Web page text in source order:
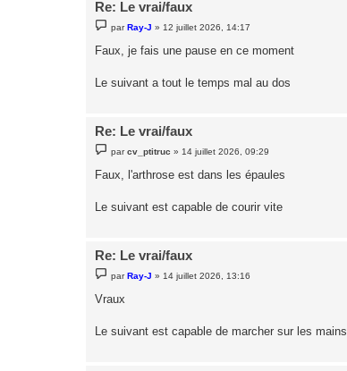
Re: Le vrai/faux
e
s
e
parRay-J » 12 juillet 2026, 14:17
Faux, je fais une pause en ce moment
Le suivant a tout le temps mal au dos
Re: Le vrai/faux
e
s
e
parcv_ptitruc » 14 juillet 2026, 09:29
Faux, l'arthrose est dans les épaules
Le suivant est capable de courir vite
Re: Le vrai/faux
e
s
e
parRay-J » 14 juillet 2026, 13:16
Vraux
Le suivant est capable de marcher sur les mains